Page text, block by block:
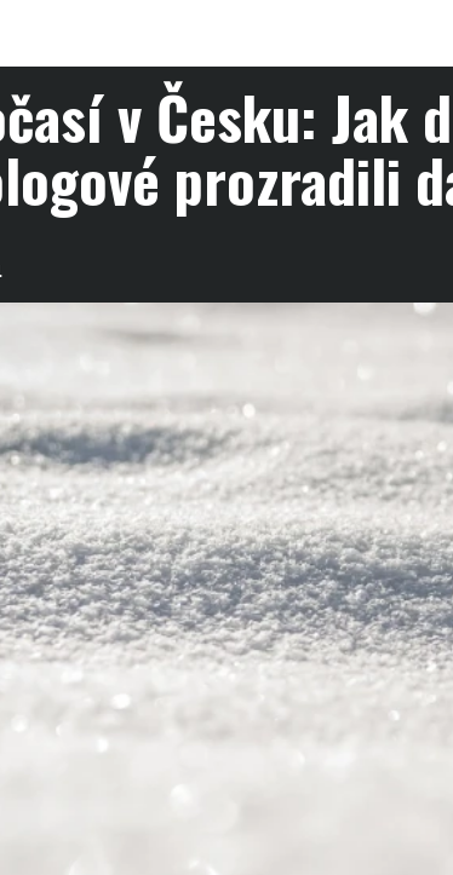
v Česku: Jak
prozradili